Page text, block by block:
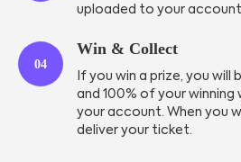
uploaded to your
04
Win & Collect
If you win a prize, you
and 100% of your
your account. When you
deliver your ticket.